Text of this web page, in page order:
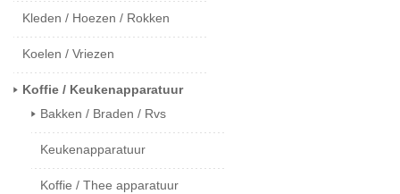
Kleden / Hoezen / Rokken
Koelen / Vriezen
Koffie / Keukenapparatuur
Bakken / Braden / Rvs
Keukenapparatuur
Koffie / Thee apparatuur